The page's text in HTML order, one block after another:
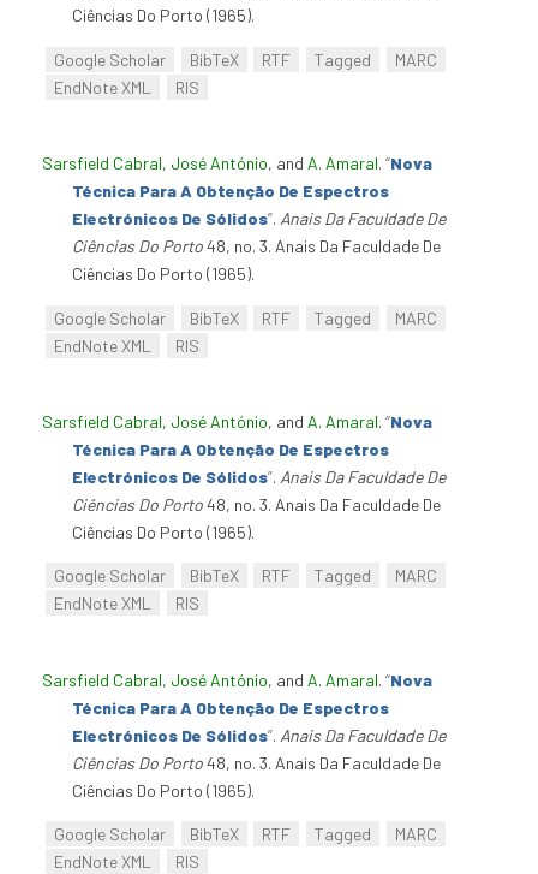
Ciências Do Porto (1965).
Google Scholar BibTeX RTF Tagged
MARC
EndNote XML
RIS
Sarsfield Cabral, José António, and A. Amaral. “Nova
Técnica Para A Obtenção De Espectros
Electrónicos De Sólidos”. Anais Da Faculdade De
Ciências Do Porto48, no. 3. Anais Da Faculdade De
Ciências Do Porto (1965).
Google Scholar BibTeX RTF Tagged
MARC
EndNote XML
RIS
Sarsfield Cabral, José António, and A. Amaral. “Nova
Técnica Para A Obtenção De Espectros
Electrónicos De Sólidos”. Anais Da Faculdade De
Ciências Do Porto48, no. 3. Anais Da Faculdade De
Ciências Do Porto (1965).
Google Scholar BibTeX RTF Tagged
MARC
EndNote XML
RIS
Sarsfield Cabral, José António, and A. Amaral. “Nova
Técnica Para A Obtenção De Espectros
Electrónicos De Sólidos”. Anais Da Faculdade De
Ciências Do Porto48, no. 3. Anais Da Faculdade De
Ciências Do Porto (1965).
Google Scholar BibTeX RTF Tagged
MARC
EndNote XML
RIS